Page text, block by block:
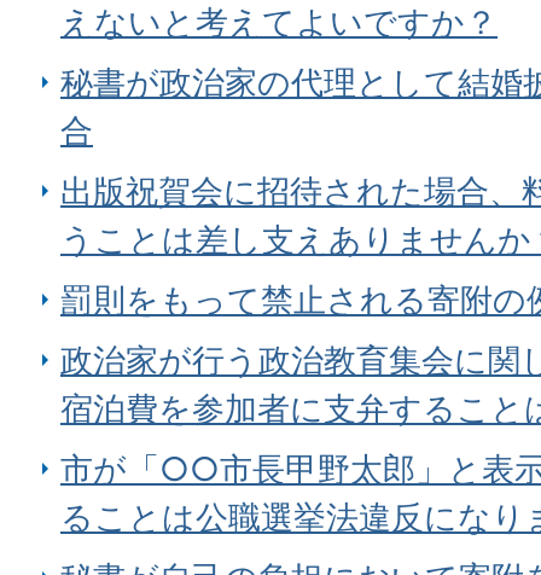
えないと考えてよいですか？
秘書が政治家の代理として結婚
合
出版祝賀会に招待された場合、
うことは差し支えありませんか
罰則をもって禁止される寄附
政治家が行う政治教育集会に関
宿泊費を参加者に支弁すること
市が「○○市長甲野太郎」と表
ることは公職選挙法違反になり